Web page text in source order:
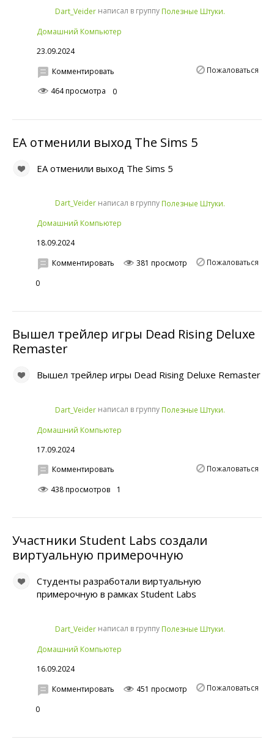
Dart_Veider написал в группу Полезные Штуки.
Домашний Компьютер
23.09.2024
Пожаловаться
Комментировать
464 просмотра
0
EA отменили выход The Sims 5
EA отменили выход The Sims 5
Dart_Veider написал в группу Полезные Штуки.
Домашний Компьютер
18.09.2024
Пожаловаться
Комментировать
381 просмотр
0
Вышел трейлер игры Dead Rising Deluxe
Remaster
Вышел трейлер игры Dead Rising Deluxe Remaster
Dart_Veider написал в группу Полезные Штуки.
Домашний Компьютер
17.09.2024
Пожаловаться
Комментировать
438 просмотров
1
Участники Student Labs создали
виртуальную примерочную
Студенты разработали виртуальную
примерочную в рамках Student Labs
Dart_Veider написал в группу Полезные Штуки.
Домашний Компьютер
16.09.2024
Пожаловаться
Комментировать
451 просмотр
0